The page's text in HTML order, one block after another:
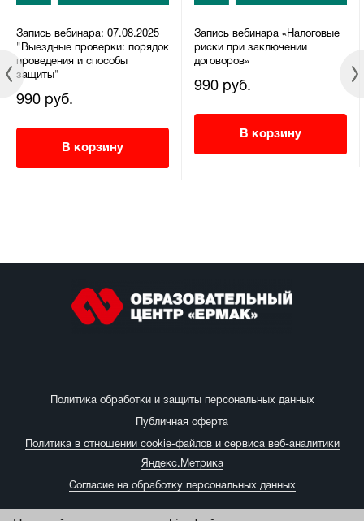
Запись вебинара: 07.08.2025
"Выездные проверки: порядок
проведения и способы
защиты"
990 руб.
В корзину
Запись вебинара «Налоговые
риски при заключении
договоров»
990 руб.
В корзину
Политика обработки и защиты персональных данных
Публичная оферта
Политика в отношении cookie-файлов и сервиса веб-аналитики
Яндекс.Метрика
Согласие на обработку персональных данных